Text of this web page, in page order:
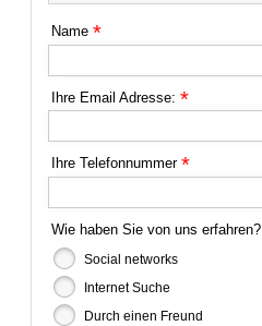
Name *
Ihre Email Adresse: *
Ihre Telefonnummer *
Wie haben Sie von uns erfahren?
Social networks
Internet Suche
Durch einen Freund